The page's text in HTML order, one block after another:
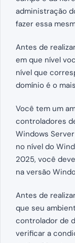
administração
fazer essa
Antes de
em que nível
nível que
domínio é o
Você tem um
controladores
Windows
no nível do
2025, você
na versão
Antes de
que seu
controlador de
verificar a